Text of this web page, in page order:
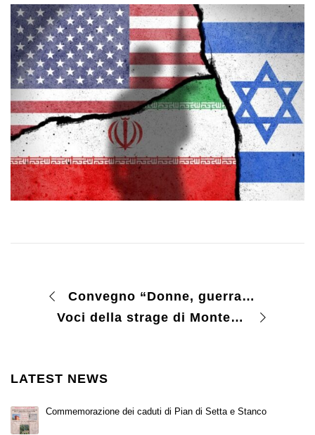
Convegno “Donne, guerra e resistenza”
Voci della strage di Monte Sole
LATEST NEWS
Commemorazione dei caduti di Pian di Setta e Stanco